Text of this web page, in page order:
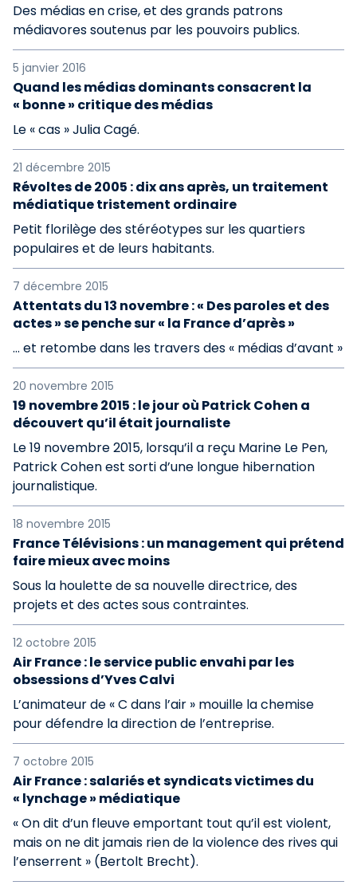
Des médias en crise, et des grands patrons
médiavores soutenus par les pouvoirs publics.
5 janvier 2016
Quand les médias dominants consacrent la
« bonne » critique des médias
Le « cas » Julia Cagé.
21 décembre 2015
Révoltes de 2005 : dix ans après, un traitement
médiatique tristement ordinaire
Petit florilège des stéréotypes sur les quartiers
populaires et de leurs habitants.
7 décembre 2015
Attentats du 13 novembre : « Des paroles et des
actes » se penche sur « la France d’après »
… et retombe dans les travers des « médias d’avant »
20 novembre 2015
19 novembre 2015 : le jour où Patrick Cohen a
découvert qu’il était journaliste
Le 19 novembre 2015, lorsqu’il a reçu Marine Le Pen,
Patrick Cohen est sorti d’une longue hibernation
journalistique.
18 novembre 2015
France Télévisions : un management qui prétend
faire mieux avec moins
Sous la houlette de sa nouvelle directrice, des
projets et des actes sous contraintes.
12 octobre 2015
Air France : le service public envahi par les
obsessions d’Yves Calvi
L’animateur de « C dans l’air » mouille la chemise
pour défendre la direction de l’entreprise.
7 octobre 2015
Air France : salariés et syndicats victimes du
« lynchage » médiatique
« On dit d’un fleuve emportant tout qu’il est violent,
mais on ne dit jamais rien de la violence des rives qui
l’enserrent » (Bertolt Brecht).